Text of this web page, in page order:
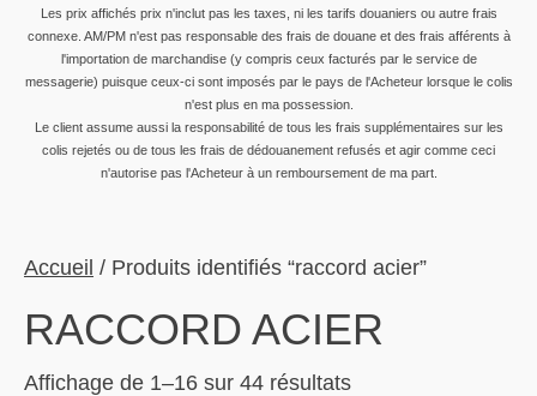
Les prix affichés prix n'inclut pas les taxes, ni les tarifs douaniers ou autre frais
connexe. AM/PM n'est pas responsable des frais de douane et des frais afférents à
l'importation de marchandise (y compris ceux facturés par le service de
messagerie) puisque ceux-ci sont imposés par le pays de l'Acheteur lorsque le colis
n'est plus en ma possession.
Le client assume aussi la responsabilité de tous les frais supplémentaires sur les
colis rejetés ou de tous les frais de dédouanement refusés et agir comme ceci
n'autorise pas l'Acheteur à un remboursement de ma part.
Accueil / Produits identifiés “raccord acier”
RACCORD ACIER
Affichage de 1–16 sur 44 résultatsTrié